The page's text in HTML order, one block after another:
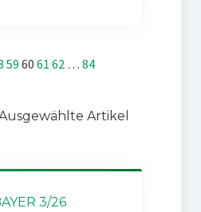
59 60 61 62 … 84
Artikel
3/26